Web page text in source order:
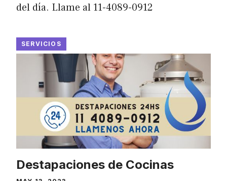
del día. Llame al 11-4089-0912
SERVICIOS
Destapaciones de Cocinas